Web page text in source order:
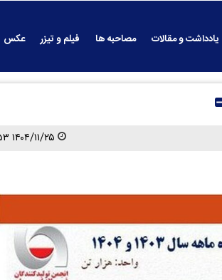
یادداشت و مقالات مصاحبه ها فیلم و تیزر عکس
۱۴۰۴/۱۱/۲۵ ۱۱:۳۹:۵۳